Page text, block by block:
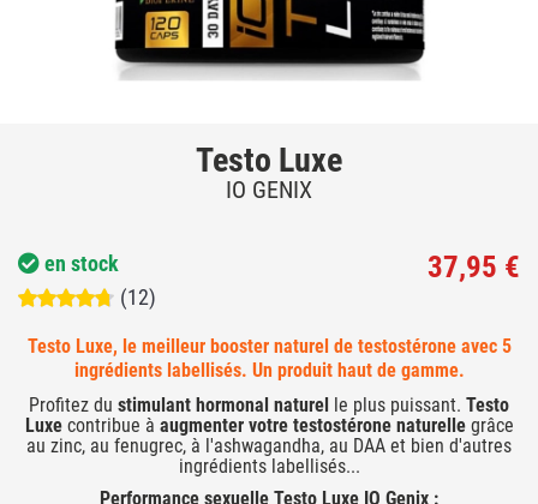
Testo Luxe
IO GENIX
(12)
37,95 €
Testo Luxe, le meilleur booster naturel de testostérone avec 5
ingrédients labellisés. Un produit haut de gamme.
Profitez du stimulant hormonal naturel le plus puissant. Testo
Luxe contribue à augmenter votre testostérone naturellegrâce
au zinc, au fenugrec, à l'ashwagandha, au DAA et bien d'autres
ingrédients labellisés...
Performance sexuelle Testo Luxe IO Genix :
en stock